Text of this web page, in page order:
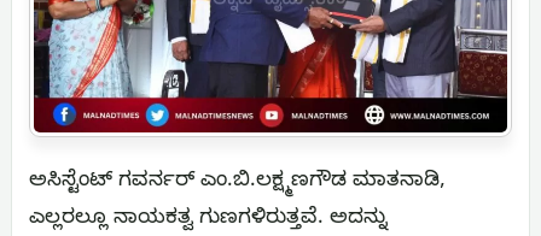
ಅಸಿಸ್ಟೆಂಟ್ ಗವರ್ನರ್ ಎಂ.ಬಿ.ಲಕ್ಷ್ಮಣಗೌಡ ಮಾತನಾಡಿ,
ಎಲ್ಲರಲ್ಲೂ ನಾಯಕತ್ವ ಗುಣಗಳಿರುತ್ತವೆ. ಅದನ್ನು